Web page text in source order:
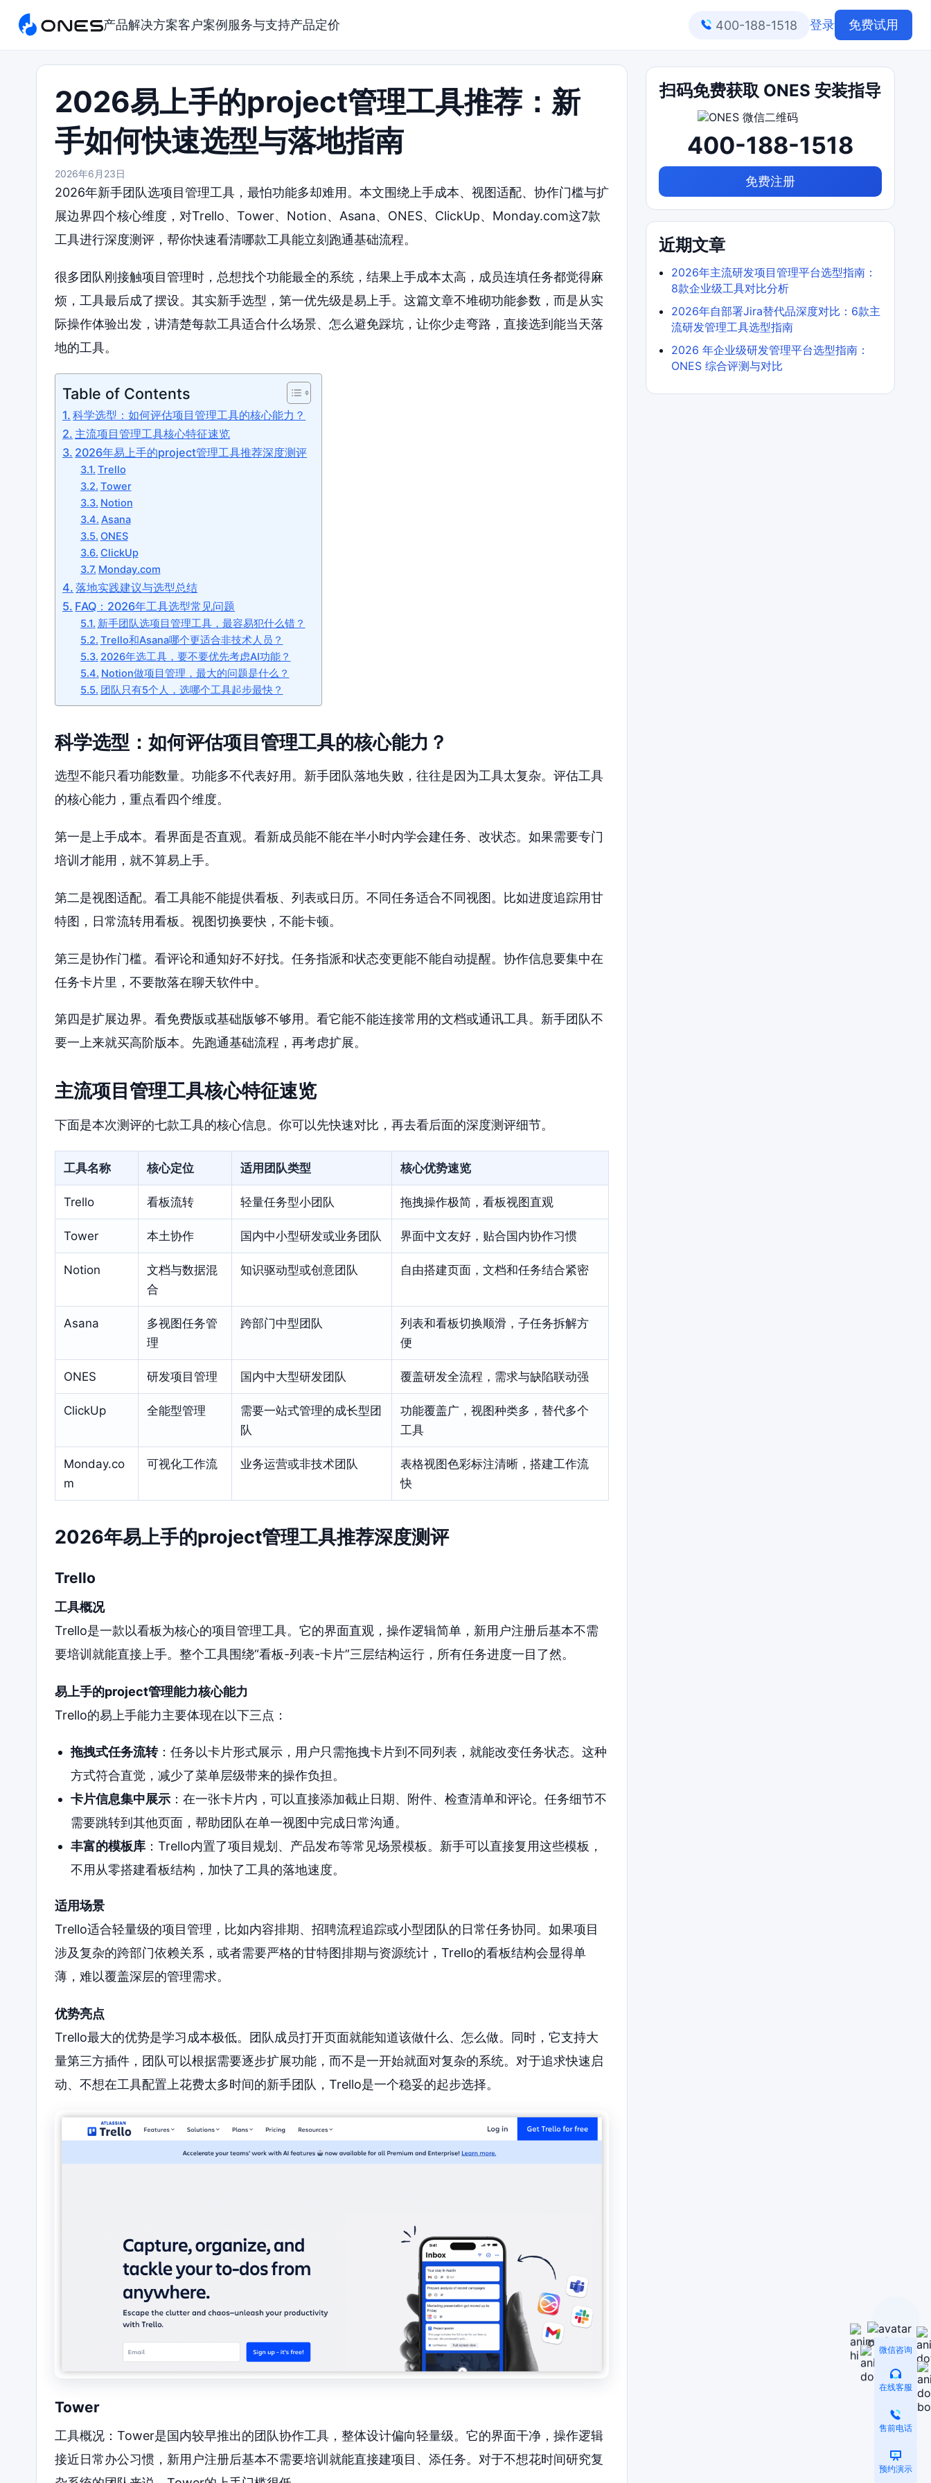
产品解决方案客户案例 服务与支持产品定价 400-188-1518 登录 免费试用
2026易上手的project管理工具推荐：新
手如何快速选型与落地指南
2026年6月23日
2026年新手团队选项目管理工具，最怕功能多却难用。本文围绕上手成本、视图适配、协作门槛与扩
展边界四个核心维度，对Trello、Tower、Notion、Asana、ONES、ClickUp、Monday.com这7款
工具进行深度测评，帮你快速看清哪款工具能立刻跑通基础流程。
很多团队刚接触项目管理时，总想找个功能最全的系统，结果上手成本太高，成员连填任务都觉得麻
烦，工具最后成了摆设。其实新手选型，第一优先级是易上手。这篇文章不堆砌功能参数，而是从实
际操作体验出发，讲清楚每款工具适合什么场景、怎么避免踩坑，让你少走弯路，直接选到能当天落
地的工具。
Table of Contents
科学选型：如何评估项目管理工具的核心能力？
主流项目管理工具核心特征速览
2026年易上手的project管理工具推荐深度测评
Trello
Tower
Notion
Asana
ONES
ClickUp
Monday.com
落地实践建议与选型总结
FAQ：2026年工具选型常见问题
新手团队选项目管理工具，最容易犯什么错？
Trello和Asana哪个更适合非技术人员？
2026年选工具，要不要优先考虑AI功能？
Notion做项目管理，最大的问题是什么？
团队只有5个人，选哪个工具起步最快？
科学选型：如何评估项目管理工具的核心能力？
选型不能只看功能数量。功能多不代表好用。新手团队落地失败，往往是因为工具太复杂。评估工具
的核心能力，重点看四个维度。
第一是上手成本。看界面是否直观。看新成员能不能在半小时内学会建任务、改状态。如果需要专门
培训才能用，就不算易上手。
第二是视图适配。看工具能不能提供看板、列表或日历。不同任务适合不同视图。比如进度追踪用甘
特图，日常流转用看板。视图切换要快，不能卡顿。
第三是协作门槛。看评论和通知好不好找。任务指派和状态变更能不能自动提醒。协作信息要集中在
任务卡片里，不要散落在聊天软件中。
第四是扩展边界。看免费版或基础版够不够用。看它能不能连接常用的文档或通讯工具。新手团队不
要一上来就买高阶版本。先跑通基础流程，再考虑扩展。
主流项目管理工具核心特征速览
下面是本次测评的七款工具的核心信息。你可以先快速对比，再去看后面的深度测评细节。
工具名称 核心定位 适用团队类型 核心优势速览
Trello 看板流转 轻量任务型小团队 拖拽操作极简，看板视图直观
Tower 本土协作 国内中小型研发或业务团队 界面中文友好，贴合国内协作习惯
Notion
文档与数据混
合
知识驱动型或创意团队 自由搭建页面，文档和任务结合紧密
Asana
多视图任务管
理
跨部门中型团队
列表和看板切换顺滑，子任务拆解方
便
ONES 研发项目管理 国内中大型研发团队 覆盖研发全流程，需求与缺陷联动强
ClickUp 全能型管理
需要一站式管理的成长型团
队
功能覆盖广，视图种类多，替代多个
工具
Monday.co
m
可视化工作流 业务运营或非技术团队
表格视图色彩标注清晰，搭建工作流
快
2026年易上手的project管理工具推荐深度测评
Trello
工具概况
Trello是一款以看板为核心的项目管理工具。它的界面直观，操作逻辑简单，新用户注册后基本不需
要培训就能直接上手。整个工具围绕“看板-列表-卡片”三层结构运行，所有任务进度一目了然。
易上手的project管理能力核心能力
Trello的易上手能力主要体现在以下三点：
拖拽式任务流转：任务以卡片形式展示，用户只需拖拽卡片到不同列表，就能改变任务状态。这种
方式符合直觉，减少了菜单层级带来的操作负担。
卡片信息集中展示：在一张卡片内，可以直接添加截止日期、附件、检查清单和评论。任务细节不
需要跳转到其他页面，帮助团队在单一视图中完成日常沟通。
丰富的模板库：Trello内置了项目规划、产品发布等常见场景模板。新手可以直接复用这些模板，
不用从零搭建看板结构，加快了工具的落地速度。
适用场景
Trello适合轻量级的项目管理，比如内容排期、招聘流程追踪或小型团队的日常任务协同。如果项目
涉及复杂的跨部门依赖关系，或者需要严格的甘特图排期与资源统计，Trello的看板结构会显得单
薄，难以覆盖深层的管理需求。
优势亮点
Trello最大的优势是学习成本极低。团队成员打开页面就能知道该做什么、怎么做。同时，它支持大
量第三方插件，团队可以根据需要逐步扩展功能，而不是一开始就面对复杂的系统。对于追求快速启
动、不想在工具配置上花费太多时间的新手团队，Trello是一个稳妥的起步选择。
Tower
工具概况：Tower是国内较早推出的团队协作工具，整体设计偏向轻量级。它的界面干净，操作逻辑
接近日常办公习惯，新用户注册后基本不需要培训就能直接建项目、添任务。对于不想花时间研究复
扫码免费获取 ONES 安装指导
400-188-1518
免费注册
近期文章
2026年主流研发项目管理平台选型指南：
8款企业级工具对比分析
2026年自部署Jira替代品深度对比：6款主
流研发管理工具选型指南
2026 年企业级研发管理平台选型指南：
ONES 综合评测与对比
微信咨询
在线客服
售前电话
预约演示